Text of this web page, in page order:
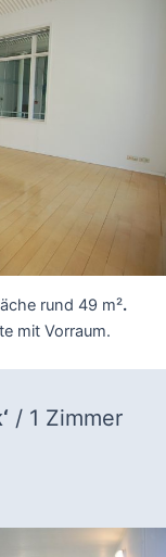
rund 49 m².
mit Vorraum.
/ 1 Zimmer